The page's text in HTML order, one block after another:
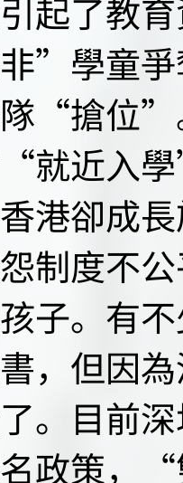
起了教
”學童爭
“搶位”
就近入
港卻成
制度不
子。有
，但因
。目前
政策，